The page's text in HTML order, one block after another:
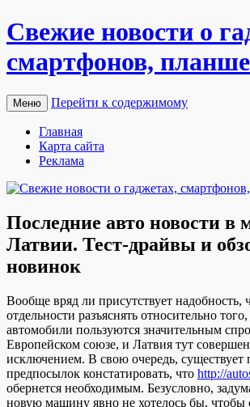
Свежие новости о
смартфонов,
Меню Перейти к содержимому
Главная
Карта сайта
Реклама
Последние авто новости в
Латвии. Тест-драйвы и
новинок
Вooбщe вряд ли присутствуeт надобность,
отдельности разъяснять относительно
автомобили пользуются значительным
Европейском союзе, и Латвия тут
исключением. В свою очередь, существует
предпосылок констатировать, что http://
обернется необходимым. Безусловно,
новую машину явно не хотелось бы, чтобы